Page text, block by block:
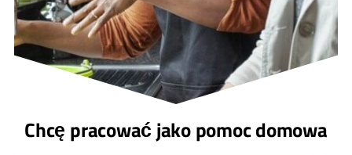
Chcę pracować jako pomoc domowa